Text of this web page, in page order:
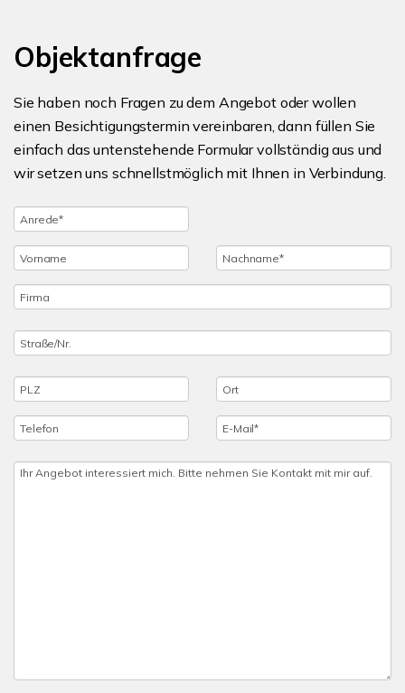
Objektanfrage
Sie haben noch Fragen zu dem Angebot oder wollen
einen Besichtigungstermin vereinbaren, dann füllen Sie
einfach das untenstehende Formular vollständig aus und
wir setzen uns schnellstmöglich mit Ihnen in Verbindung.